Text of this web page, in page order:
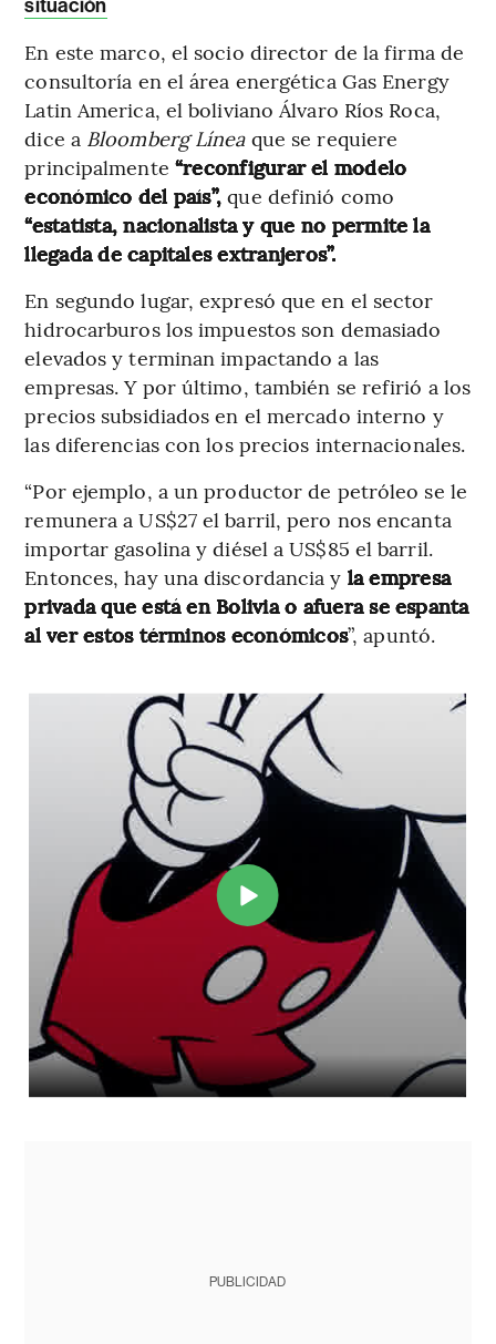
situación
En este marco, el socio director de la firma de
consultoría en el área energética Gas Energy
Latin America, el boliviano Álvaro Ríos Roca,
dice a Bloomberg Línea que se requiere
principalmente “reconfigurar el modelo
económico del país”, que definió como
“estatista, nacionalista y que no permite la
llegada de capitales extranjeros”.
En segundo lugar, expresó que en el sector
hidrocarburos los impuestos son demasiado
elevados y terminan impactando a las
empresas. Y por último, también se refirió a los
precios subsidiados en el mercado interno y
las diferencias con los precios internacionales.
“Por ejemplo, a un productor de petróleo se le
remunera a US$27 el barril, pero nos encanta
importar gasolina y diésel a US$85 el barril.
Entonces, hay una discordancia y la empresa
privada que está en Bolivia o afuera se espanta
al ver estos términos económicos”, apuntó.
PUBLICIDAD